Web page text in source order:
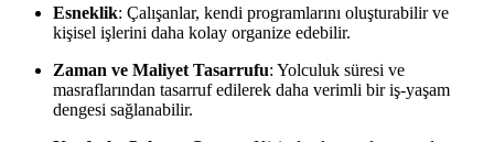
Esneklik: Çalışanlar, kendi programlarını oluşturabilir ve
kişisel işlerini daha kolay organize edebilir.
Zaman ve Maliyet Tasarrufu: Yolculuk süresi ve
masraflarından tasarruf edilerek daha verimli bir iş-yaşam
dengesi sağlanabilir.